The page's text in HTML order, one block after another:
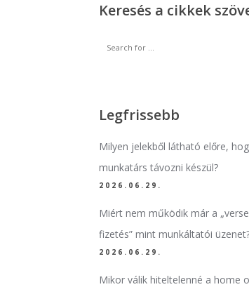
Keresés a cikkek
Legfrissebb
Milyen jelekből látható előre,
munkatárs távozni készül?
2026.06.29.
Miért nem működik már a
fizetés” mint munkáltatói
2026.06.29.
Mikor válik hiteltelenné a home